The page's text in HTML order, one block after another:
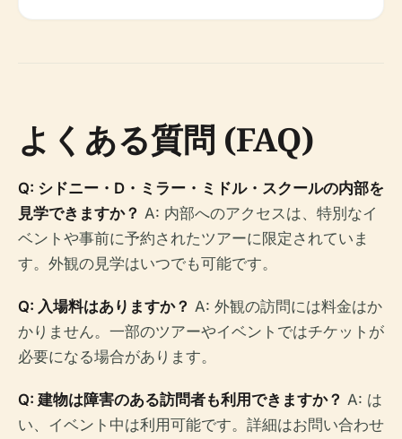
よくある質問 (FAQ)
Q: シドニー・D・ミラー・ミドル・スクールの内部を
見学できますか？ A: 内部へのアクセスは、特別なイ
ベントや事前に予約されたツアーに限定されていま
す。外観の見学はいつでも可能です。
Q: 入場料はありますか？ A: 外観の訪問には料金はか
かりません。一部のツアーやイベントではチケットが
必要になる場合があります。
Q: 建物は障害のある訪問者も利用できますか？ A: は
い、イベント中は利用可能です。詳細はお問い合わせ